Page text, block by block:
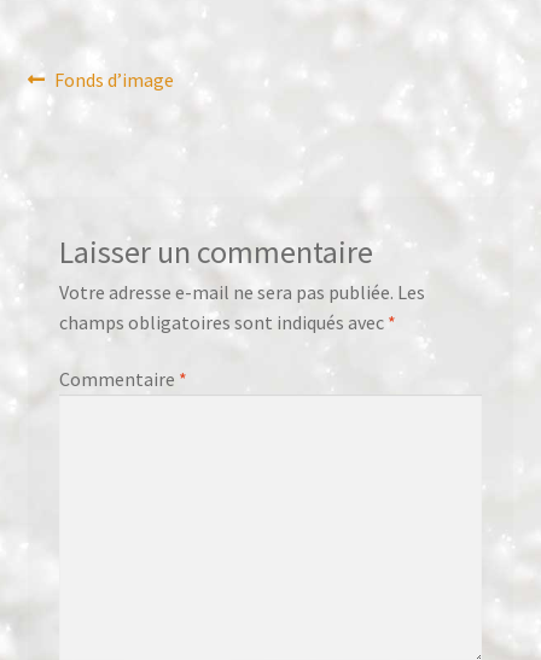
Navigation
Article
Fonds d’image
Laisser un commentaire
Votre adresse e-mail ne sera pas publiée. Les
champs obligatoires sont indiqués avec *
Commentaire *